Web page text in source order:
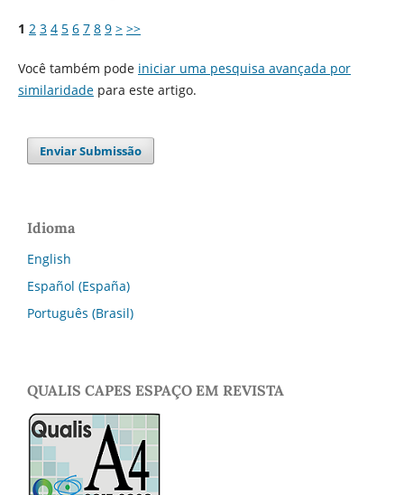
1 2 3 4 5 6 7 8 9 > >>
Você também pode iniciar uma pesquisa avançada por
similaridadepara este artigo.
Enviar Submissão
Idioma
English
Español (España)
Português (Brasil)
QUALIS CAPES ESPAÇO EM REVISTA